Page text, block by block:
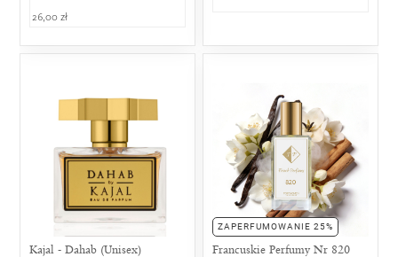
26,00 zł
Kajal - Dahab (Unisex)
ZAPERFUMOWANIE 25%
Francuskie Perfumy Nr 820